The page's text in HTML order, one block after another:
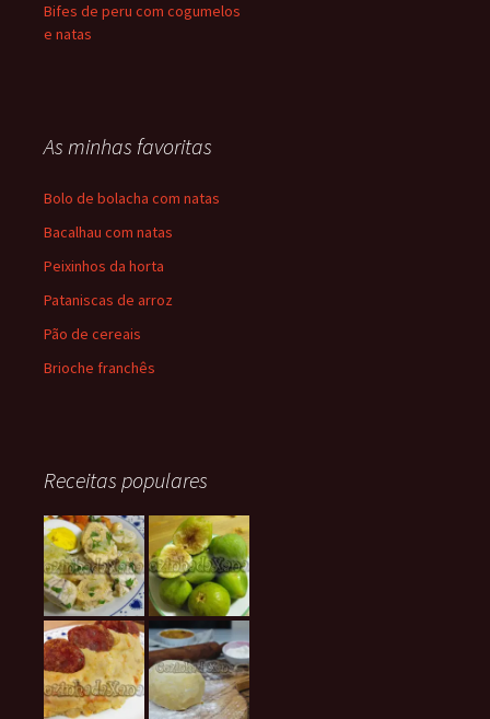
Bifes de peru com cogumelos
e natas
As minhas favoritas
Bolo de bolacha com natas
Bacalhau com natas
Peixinhos da horta
Pataniscas de arroz
Pão de cereais
Brioche franchês
Receitas populares